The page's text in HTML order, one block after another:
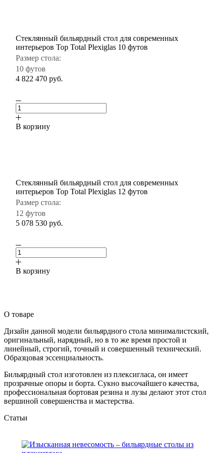
Стеклянный бильярдный стол для современных
интерьеров Top Total Plexiglas 10 футов
Размер стола:
10 футов
4 822 470 руб.
В корзину
Стеклянный бильярдный стол для современных
интерьеров Top Total Plexiglas 12 футов
Размер стола:
12 футов
5 078 530 руб.
В корзину
О товаре
Дизайн данной модели бильярдного стола минималистский,
оригинальный, нарядный, но в то же время простой и
линейный, строгий, точный и совершенный технический.
Образцовая эссенциальность.
Бильярдный стол изготовлен из плексигласа, он имеет
прозрачные опоры и борта. Сукно высочайшего качества,
профессиональная бортовая резина и лузы делают этот стол
вершиной совершенства и мастерства.
Статьи